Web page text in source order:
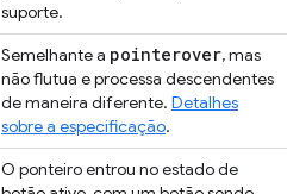
suporte.
Semelhante a pointerover, mas
não flutua e processa descendentes
de maneira diferente. Detalhes
sobre a especificação.
O ponteiro entrou no estado de